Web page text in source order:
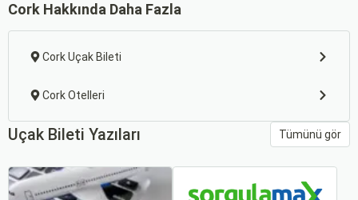
Cork Hakkında Daha Fazla
Cork Uçak Bileti
Cork Otelleri
Uçak Bileti Yazıları Tümünü gör